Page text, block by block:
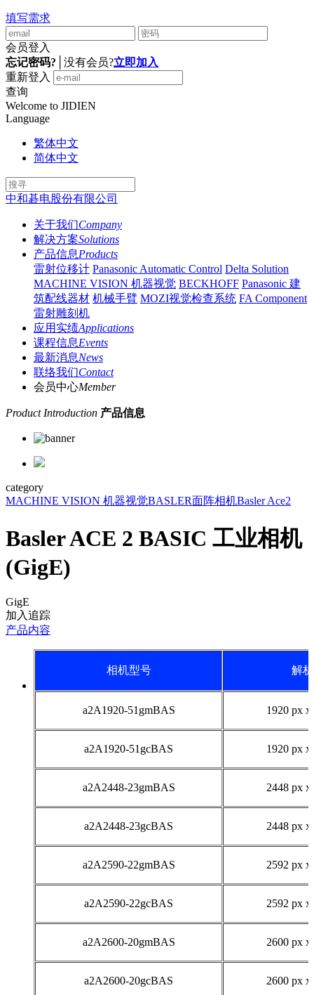
填写需求
会员登入
忘记密码?
没有会员?立即加入
重新登入
查询
Welcome to JIDIEN
Language
繁体中文
简体中文
中和碁电股份有限公司
关于我们Company
解决方案Solutions
产品信息Products
雷射位移计 Panasonic Automatic Control Delta Solution
MACHINE VISION 机器视觉 BECKHOFF Panasonic 建
筑配线器材 机械手臂 MOZI视觉检查系统 FA Component
雷射雕刻机
应用实绩Applications
课程信息Events
最新消息News
联络我们Contact
会员中心Member
Product Introduction 产品信息
category
MACHINE VISION 机器视觉BASLER面阵相机Basler Ace2
Basler ACE 2 BASIC 工业相机
(GigE)
GigE
加入追踪
产品内容
相机型号 解
a2A1920-51gmBAS 1920 px x
a2A1920-51gcBAS 1920 px x
a2A2448-23gmBAS 2448 px x
a2A2448-23gcBAS 2448 px x
a2A2590-22gmBAS 2592 px x
a2A2590-22gcBAS 2592 px x
a2A2600-20gmBAS 2600 px x
a2A2600-20gcBAS 2600 px x